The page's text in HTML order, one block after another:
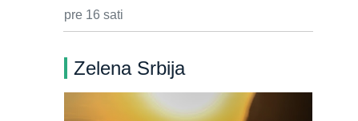
pre 16 sati
Zelena Srbija